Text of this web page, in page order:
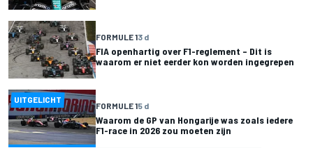
FORMULE 13 d
FIA openhartig over F1-reglement – Dit is
waarom er niet eerder kon worden ingegrepen
UITGELICHT
FORMULE 15 d
Waarom de GP van Hongarije was zoals iedere
F1-race in 2026 zou moeten zijn